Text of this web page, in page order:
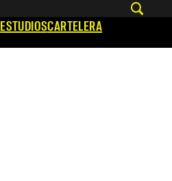
ESTUDIOSCARTELERA